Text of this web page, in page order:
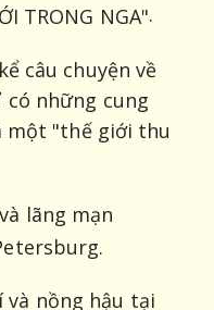
TRONG NGA".
câu chuyện về
những cung
một "thế giới thu
lãng mạn
và nồng hậu tại